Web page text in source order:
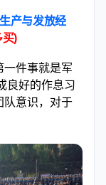
产与发放经
买)
一件事就是军
良好的作息习
队意识，对于